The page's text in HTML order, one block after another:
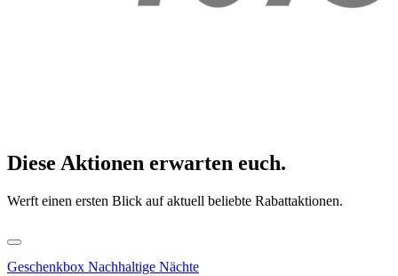
Diese Aktionen erwarten euch.
Werft einen ersten Blick auf aktuell beliebte Rabattaktionen.
Geschenkbox Nachhaltige Nächte